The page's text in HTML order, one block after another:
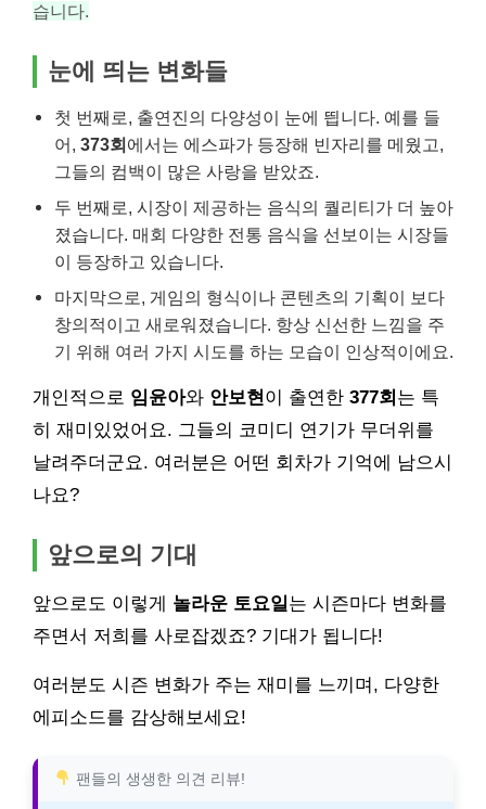
습니다.
눈에 띄는 변화들
첫 번째로, 출연진의 다양성이 눈에 띕니다. 예를 들
어, 373회에서는 에스파가 등장해 빈자리를 메웠고,
그들의 컴백이 많은 사랑을 받았죠.
두 번째로, 시장이 제공하는 음식의 퀄리티가 더 높아
졌습니다. 매회 다양한 전통 음식을 선보이는 시장들
이 등장하고 있습니다.
마지막으로, 게임의 형식이나 콘텐츠의 기획이 보다
창의적이고 새로워졌습니다. 항상 신선한 느낌을 주
기 위해 여러 가지 시도를 하는 모습이 인상적이에요.
개인적으로 임윤아와 안보현이 출연한 377회 는 특
히 재미있었어요. 그들의 코미디 연기가 무더위를
날려주더군요. 여러분은 어떤 회차가 기억에 남으시
나요?
앞으로의 기대
앞으로도 이렇게 놀라운 토요일는 시즌마다 변화를
주면서 저희를 사로잡겠죠? 기대가 됩니다!
여러분도 시즌 변화가 주는 재미를 느끼며, 다양한
에피소드를 감상해보세요!
팬들의 생생한 의견 리뷰!